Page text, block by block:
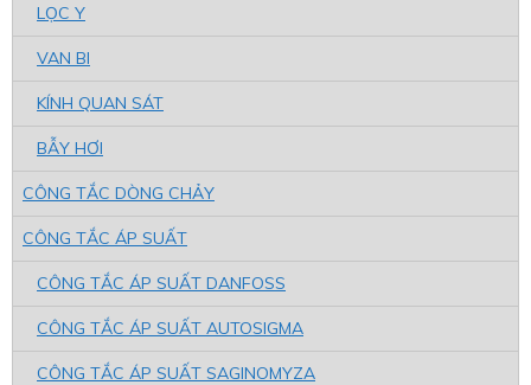
LỌC Y
VAN BI
KÍNH QUAN SÁT
BẪY HƠI
CÔNG TẮC DÒNG CHẢY
CÔNG TẮC ÁP SUẤT
CÔNG TẮC ÁP SUẤT DANFOSS
CÔNG TẮC ÁP SUẤT AUTOSIGMA
CÔNG TẮC ÁP SUẤT SAGINOMYZA